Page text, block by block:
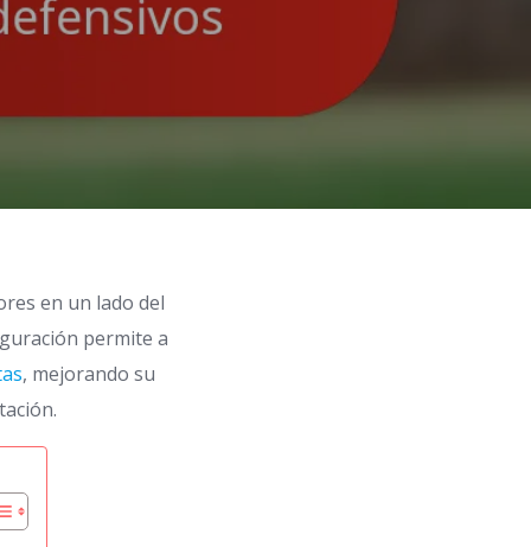
en un lado del
permite a
, mejorando su